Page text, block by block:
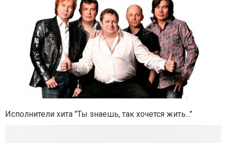
Исполнители хита "Ты знаешь, так хочется жить..."